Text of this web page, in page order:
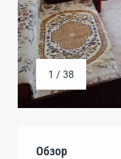
1 / 38
Обзор